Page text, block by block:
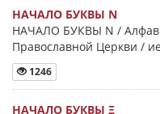
НАЧАЛО БУКВЫ Ν
НАЧАЛО БУКВЫ Ν /
Православной Церкви /
1246
НАЧАЛО БУКВЫ Ξ